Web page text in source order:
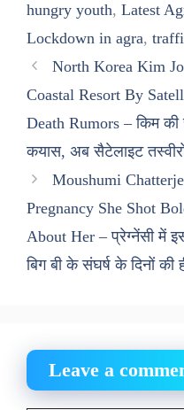
hungry youth, Latest
Lockdown in agra,
North Korea Kim
Coastal Resort By
Death Rumors – किम
कयास, अब सैटेलाइट
Moushumi
Pregnancy She Shot
About Her – प्रेग्नेंसी में इस
बिग बी के संघर्ष के दिनों की
Leave a